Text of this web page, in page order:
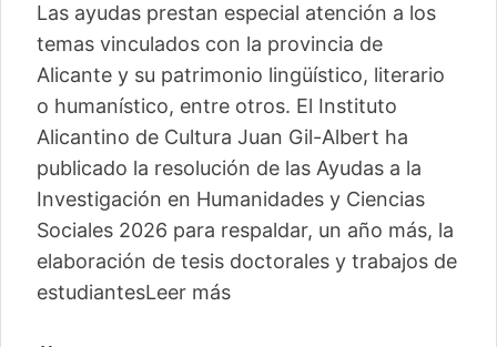
Las ayudas prestan especial atención a los
temas vinculados con la provincia de
Alicante y su patrimonio lingüístico, literario
o humanístico, entre otros. El Instituto
Alicantino de Cultura Juan Gil-Albert ha
publicado la resolución de las Ayudas a la
Investigación en Humanidades y Ciencias
Sociales 2026 para respaldar, un año más, la
elaboración de tesis doctorales y trabajos de
estudiantesLeer más